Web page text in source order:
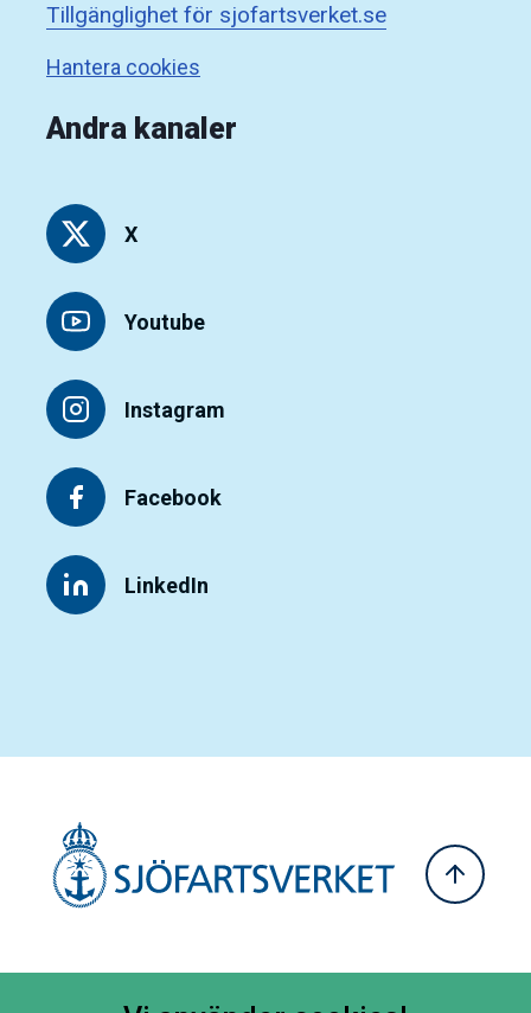
Tillgänglighet för sjofartsverket.se
Hantera cookies
Andra kanaler
X
Youtube
Instagram
Facebook
LinkedIn